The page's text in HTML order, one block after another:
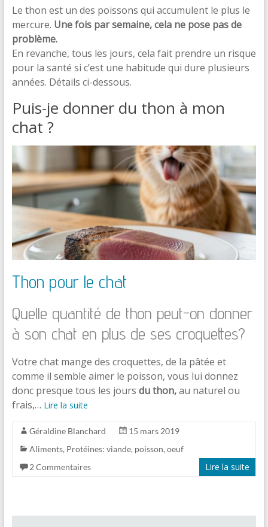
Le thon est un des poissons qui accumulent le plus le
mercure. Une fois par semaine, cela ne pose pas de
problème.
En revanche, tous les jours, cela fait prendre un risque
pour la santé si c’est une habitude qui dure plusieurs
années. Détails ci-dessous.
Puis-je donner du thon à mon
chat ?
Thon pour le chat
Quelle quantité de thon peut-on donner
à son chat en plus de ses croquettes?
Votre chat mange des croquettes, de la pâtée et
comme il semble aimer le poisson, vous lui donnez
donc presque tous les jours du thon,au naturel ou
frais,… Lire la suite
Géraldine Blanchard
15 mars 2019
Aliments, Protéines: viande, poisson, oeuf
2 Commentaires
Lire la suite